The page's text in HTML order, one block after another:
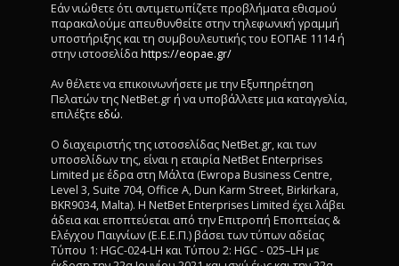
Εάν νιώθετε ότι αντιμετωπίζετε προβλήματα εθισμού
παρακαλούμε απευθυνθείτε στην τηλεφωνική γραμμή
υποστήριξης και τη συμβουλευτικής του ΕΟΠΑΕ 1114 ή
στην ιστοσελίδαhttps://eopae.gr/
Αν θέλετε να επικοινωνήσετε με την Εξυπηρέτηση
Πελατών της NetBet.gr ή να υποβάλλετε μια καταγγελία,
επιλέξτε εδώ.
Ο διαχειριστής της ιστοσελίδας NetBet.gr, και των
υποσελίδων της, είναι η εταιρία NetBet Enterprises
Limited με έδρα στη Μάλτα (Ewropa Business Centre,
Level 3, Suite 704, Office A, Dun Karm Street, Birkirkara,
BKR9034, Malta). Η NetBet Enterprises Limited έχει λάβει
άδεια και εποπτεύεται από την Επιτροπή Εποπτείας &
Ελέγχου Παιγνίων (Ε.Ε.Ε.Π.) βάσει των τύπων αδείας
Τύπου 1: HGC-024-LH και Τύπου 2: HGC - 025–LH με